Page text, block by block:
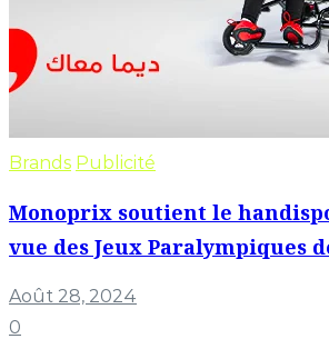
Brands Publicité
Monoprix soutient le
vue des Jeux Paralympiques
Août 28, 2024
0